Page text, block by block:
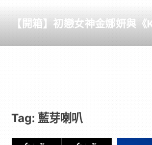
-
Paradaily
戲
【開箱】初戀女神金娜妍與
Tag: 藍芽喇叭